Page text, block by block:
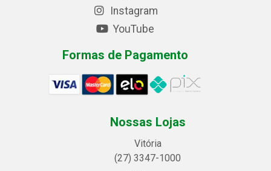
Instagram
YouTube
Formas de Pagamento
Nossas Lojas
Vitória
(27) 3347-1000